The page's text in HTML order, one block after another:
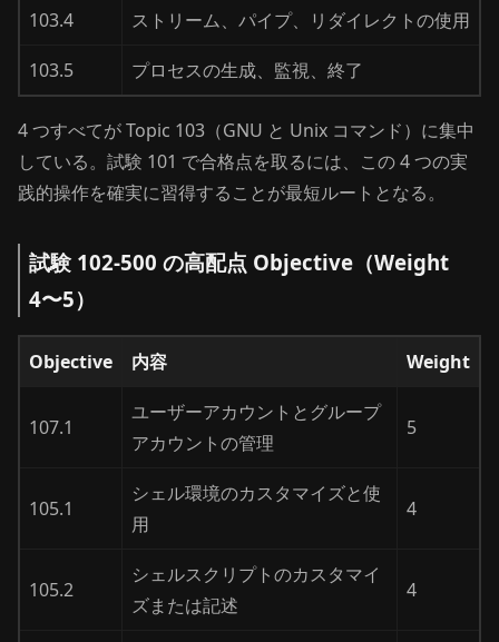
103.4 ストリーム、パイプ、リダイレクトの使用
103.5 プロセスの生成、監視、終了
4 つすべてが Topic 103（GNU と Unix コマンド）に集中
している。試験 101 で合格点を取るには、この 4 つの実
践的操作を確実に習得することが最短ルートとなる。
試験 102-500 の高配点 Objective（Weight
4〜5）
Objective 内容 Weight
107.1
ユーザーアカウントとグループ
アカウントの管理
5
105.1
シェル環境のカスタマイズと使
用
4
105.2
シェルスクリプトのカスタマイ
ズまたは記述
4